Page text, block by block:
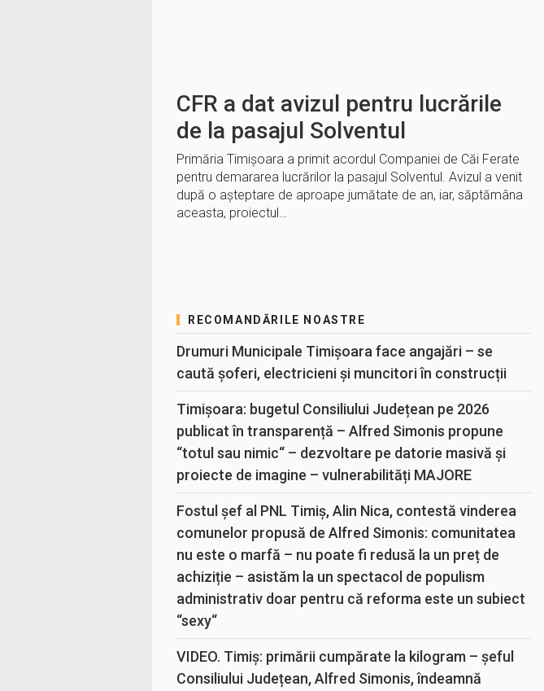
CFR a dat avizul pentru lucrările
de la pasajul Solventul
Primăria Timișoara a primit acordul Companiei de Căi Ferate
pentru demararea lucrărilor la pasajul Solventul. Avizul a venit
după o așteptare de aproape jumătate de an, iar, săptămâna
aceasta, proiectul…
RECOMANDĂRILE NOASTRE
Drumuri Municipale Timișoara face angajări – se
caută șoferi, electricieni și muncitori în construcții
Timișoara: bugetul Consiliului Județean pe 2026
publicat în transparență – Alfred Simonis propune
“totul sau nimic“ – dezvoltare pe datorie masivă și
proiecte de imagine – vulnerabilități MAJORE
Fostul șef al PNL Timiș, Alin Nica, contestă vinderea
comunelor propusă de Alfred Simonis: comunitatea
nu este o marfă – nu poate fi redusă la un preț de
achiziție – asistăm la un spectacol de populism
administrativ doar pentru că reforma este un subiect
“sexy“
VIDEO. Timiș: primării cumpărate la kilogram – șeful
Consiliului Județean, Alfred Simonis, îndeamnă